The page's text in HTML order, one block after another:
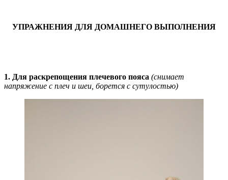
УПРАЖНЕНИЯ ДЛЯ ДОМАШНЕГО ВЫПОЛНЕНИЯ
1. Для раскрепощения плечевого пояса (снимает
напряжение с плеч и шеи, борется с сутулостью)